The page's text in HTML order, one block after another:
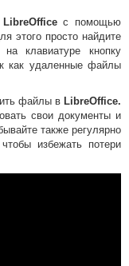
LibreOfficeс помощью
этого просто найдите
клавиатуре кнопку
как удаленные файлы
файлы в LibreOffice.
свои документы и
также регулярно
избежать потери